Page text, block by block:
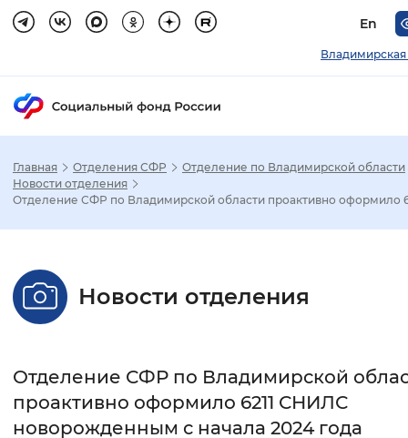
En
Владимирская
Настройка режима отображения
Стандартный Увеличенный
Без засечек С засечками
Главная Отделения СФР
Отделение по Владимирской области
Новости отделения
Отделение СФР по Владимирской области проактивно оформило
Новости отделения
Отделение СФР по Владимирской
проактивно оформило 6211 СНИЛС
новорожденным с начала 2024 года